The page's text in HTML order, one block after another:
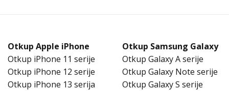
Otkup Apple iPhone
Otkup iPhone 11 serije
Otkup iPhone 12 serije
Otkup iPhone 13 serija
Otkup Samsung Galaxy
Otkup Galaxy A serije
Otkup Galaxy Note serije
Otkup Galaxy S serije